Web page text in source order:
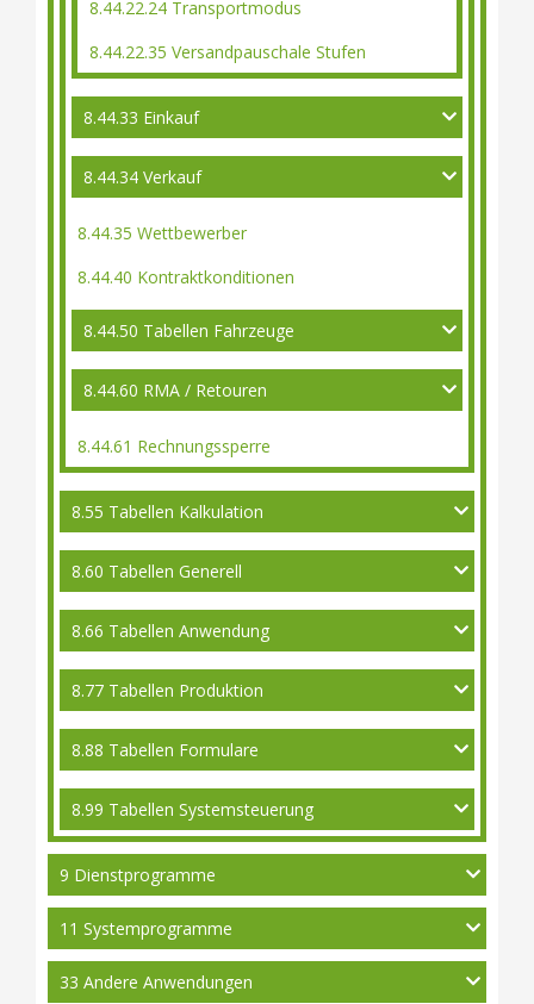
8.44.22.24 Transportmodus
8.44.22.35 Versandpauschale Stufen
8.44.33 Einkauf
8.44.34 Verkauf
8.44.35 Wettbewerber
8.44.40 Kontraktkonditionen
8.44.50 Tabellen Fahrzeuge
8.44.60 RMA / Retouren
8.44.61 Rechnungssperre
8.55 Tabellen Kalkulation
8.60 Tabellen Generell
8.66 Tabellen Anwendung
8.77 Tabellen Produktion
8.88 Tabellen Formulare
8.99 Tabellen Systemsteuerung
9 Dienstprogramme
11 Systemprogramme
33 Andere Anwendungen